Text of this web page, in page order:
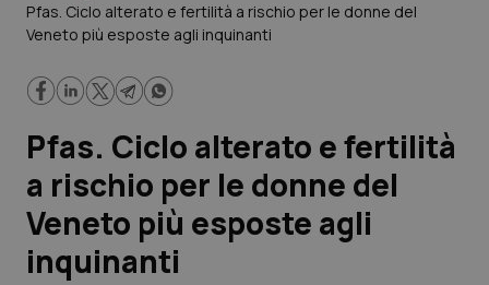
Governo e Parlamento
Regioni e Asl
Lavoro e Professioni
Scienza e Farmaci
Studi e Analisi
Pfas. Ciclo alterato e fertilità a rischio per le donne del
Veneto più esposte agli inquinanti
Pfas. Ciclo alterato e fertilità
a rischio per le donne del
Veneto più esposte agli
inquinanti